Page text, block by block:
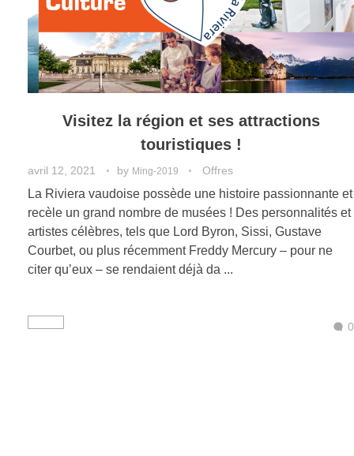
Visitez la région et ses attractions
touristiques !
avril 12, 2021 by Ming-2019 Offres
La Riviera vaudoise possède une histoire passionnante et
recèle un grand nombre de musées ! Des personnalités et
artistes célèbres, tels que Lord Byron, Sissi, Gustave
Courbet, ou plus récemment Freddy Mercury – pour ne
citer qu’eux – se rendaient déjà da ...
0